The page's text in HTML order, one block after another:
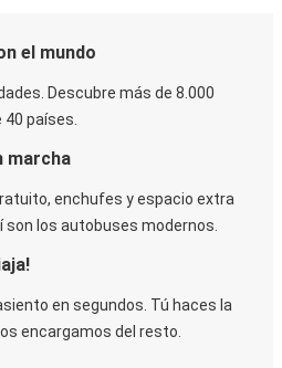
el mundo
Descubre más de 8.000
países.
marcha
enchufes y espacio extra
son los autobuses modernos.
en segundos. Tú haces la
encargamos del resto.